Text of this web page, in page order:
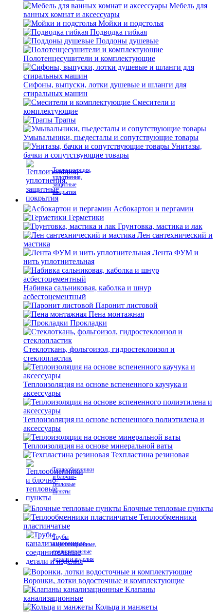
Мебель для
ванных комнат и аксессуары
Мойки и подстолья
Подводка гибкая
Поддоны душевые
Полотенцесушители и комплектующие
Сифоны, выпуски, лотки душевые и шланги для
стиральных машин
Смесители и
комплектующие
Трапы
Умывальники, пьедесталы и сопутствующие товары
Унитазы,
бачки и сопутствующие товары
Теплоизоляция,
уплотнения,
защитные
покрытия
Асбокартон и пергамин
Герметики
Грунтовка, мастика и лак
Лен сантехнический и
мастика
Лента ФУМ и
нить уплотнительная
Набивка сальниковая, каболка и шнур
асбестоцементный
Паронит листовой
Пена монтажная
Прокладки
Стеклоткань, фольгоизол, гидростеклоизол и
стеклопластик
Теплоизоляция на основе вспененного каучука и
аксессуары
Теплоизоляция на основе вспененного полиэтилена и
аксессуары
Теплоизоляция на основе минеральной ваты
Техпластина резиновая
Теплообменники
и блочно-
тепловые
пункты
Блочные тепловые пункты
Теплообменники
пластинчатые
Трубы
канализационные,
соединительные
детали и изделия
Воронки, лотки водосточные и комплектующие
Клапаны
канализационные
Кольца и манжеты